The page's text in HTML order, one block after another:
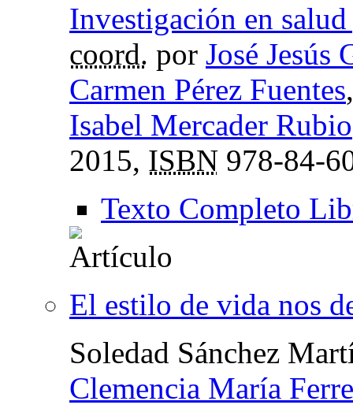
Investigación en
coord. por José Jesús
Carmen Pérez Fuentes
Isabel Mercader Rubio
2015, ISBN 978-84-
Texto Completo
El estilo de vida nos
Soledad Sánchez
Clemencia María